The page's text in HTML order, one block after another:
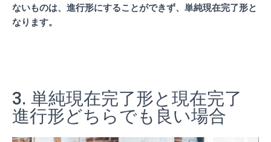
ないものは、進行形にすることができず、単純現在完了形と
なります。
3. 単純現在完了形と現在完了
進行形どちらでも良い場合